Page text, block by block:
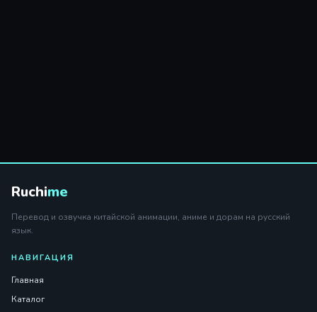
Ruchime
Перевод и озвучка китайской анимации, аниме и дорам на русский
язык.
НАВИГАЦИЯ
Главная
Каталог